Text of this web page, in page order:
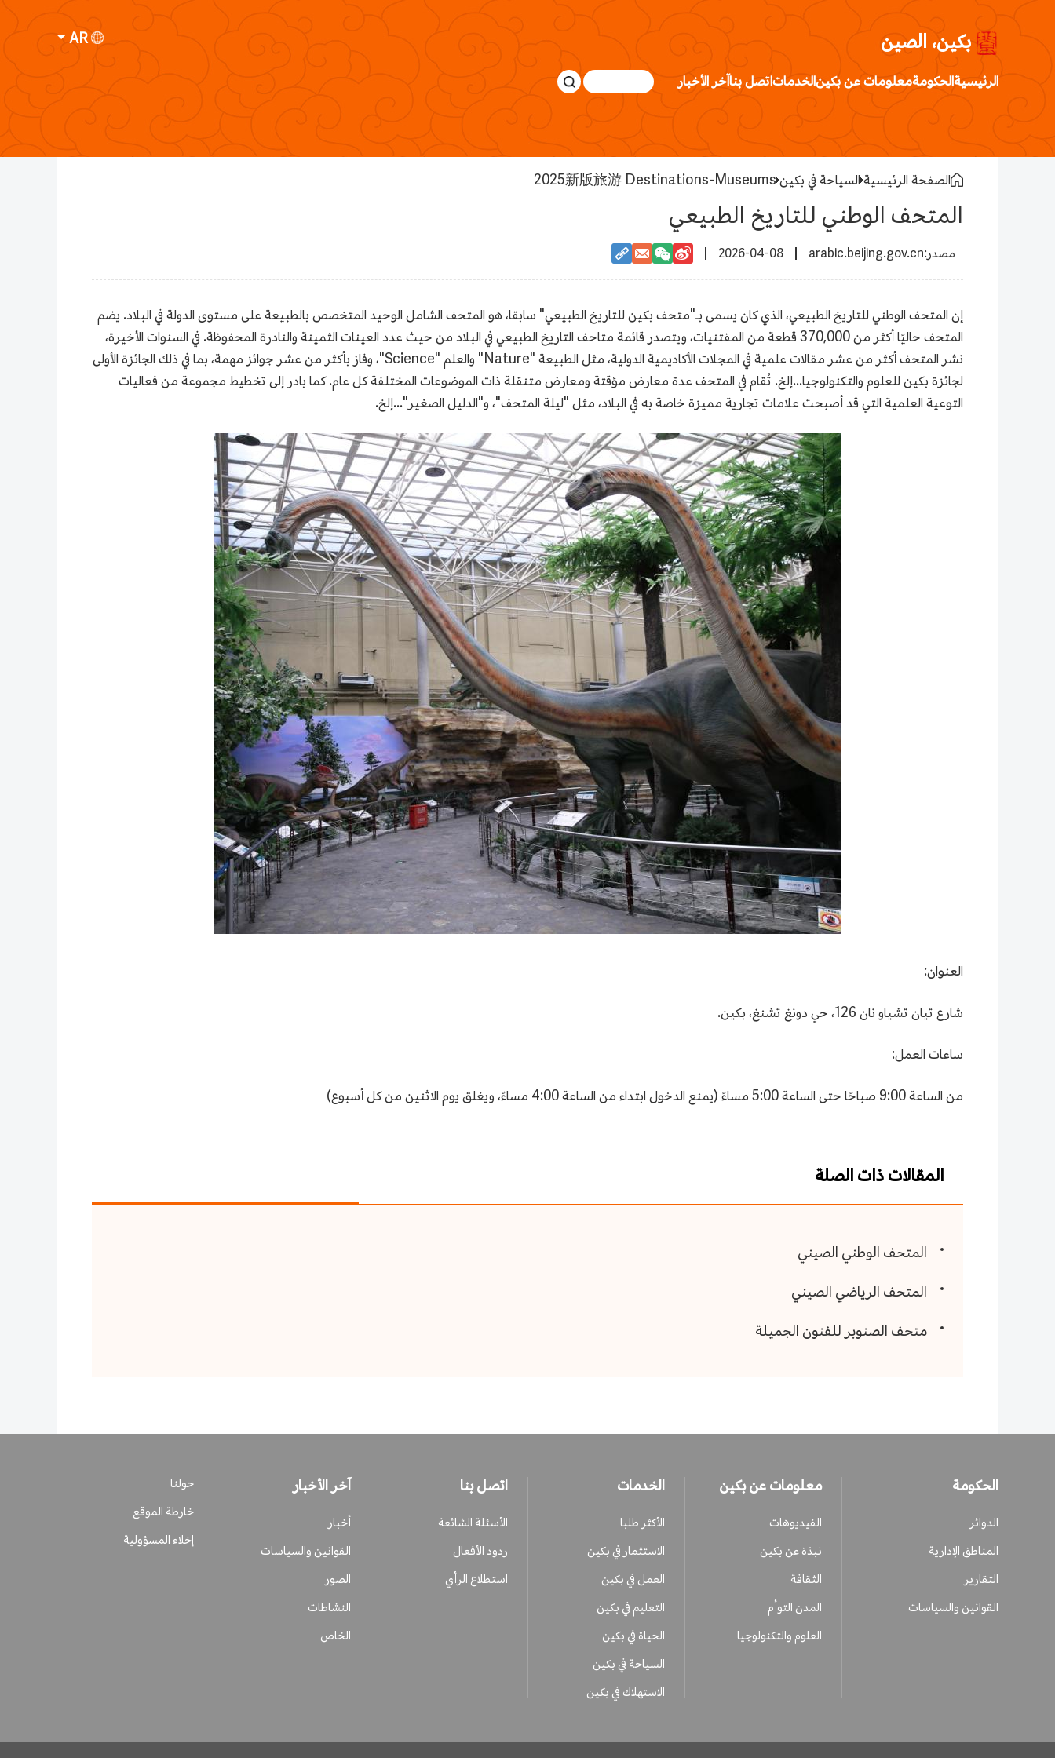
بكين، الصين AR
الرئيسيةالحكومةمعلومات عن بكينالخدماتاتصل بناآخر الأخبار
الصفحة الرئيسية السياحة في بكين 2025新版旅游 Destinations-Museums
المتحف الوطني للتاريخ الطبيعي
arabic.beijing.gov.cn
2026-04-08
إن المتحف الوطني للتاريخ الطبيعي، الذي كان يسمى بـ"متحف بكين للتاريخ الطبيعي" سابقا، هو المتحف الشامل الوحيد المتخصص بالطبيعة على مستوى الدولة في البلاد. يضم
المتحف حاليًا أكثر من 370,000 قطعة من المقتنيات، ويتصدر قائمة متاحف التاريخ الطبيعي في البلاد من حيث عدد العينات الثمينة والنادرة المحفوظة. في السنوات الأخيرة،
نشر المتحف أكثر من عشر مقالات علمية في المجلات الأكاديمية الدولية، مثل الطبيعة "Nature" والعلم "Science"، وفاز بأكثر من عشر جوائز مهمة، بما في ذلك الجائزة الأولى
لجائزة بكين للعلوم والتكنولوجيا...إلخ. تُقام في المتحف عدة معارض مؤقتة ومعارض متنقلة ذات الموضوعات المختلفة كل عام. كما بادر إلى تخطيط مجموعة من فعاليات
التوعية العلمية التي قد أصبحت علامات تجارية مميزة خاصة به في البلاد، مثل "ليلة المتحف"، و"الدليل الصغير"...إلخ.
العنوان:
شارع تيان تشياو نان 126، حي دونغ تشنغ، بكين.
ساعات العمل:
من الساعة 9:00 صباحًا حتى الساعة 5:00 مساءً (يمنع الدخول ابتداء من الساعة 4:00 مساءً، ويغلق يوم الاثنين من كل أسبوع)
المقالات ذات الصلة
المتحف الوطني الصيني
المتحف الرياضي الصيني
متحف الصنوبر للفنون الجميلة
الحكومة
الدوائر
المناطق الإدارية
التقارير
القوانين والسياسات
معلومات عن بكين
الفيديوهات
نبذة عن بكين
الثقافة
المدن التوأم
العلوم والتكنولوجيا
الخدمات
الأكثر طلبا
الاستثمار في بكين
العمل في بكين
التعليم في بكين
الحياة في بكين
السياحة في بكين
الاستهلاك في بكين
اتصل بنا
الأسئلة الشائعة
ردود الأفعال
استطلاع الرأي
آخر الأخبار
أخبار
القوانين والسياسات
الصور
النشاطات
الخاص
حولنا
خارطة الموقع
إخلاء المسؤولية